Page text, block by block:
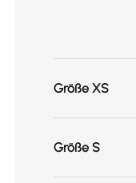
Größe XS
Größe S